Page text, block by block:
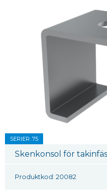
SERIER: 75
Skenkonsol för
Produktkod: 20082